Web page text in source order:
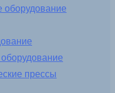
оборудование
оборудование
прессы